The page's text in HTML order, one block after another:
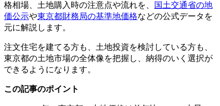
格相場、土地購入時の注意点や流れを、
国土交通省の地
価公示や東京都財務局の基準地価格などの公式データを
元に解説します。
注文住宅を建てる方も、土地投資を検討している方も、
東京都の土地市場の全体像を把握し、納得のいく選択が
できるようになります。
この記事のポイント